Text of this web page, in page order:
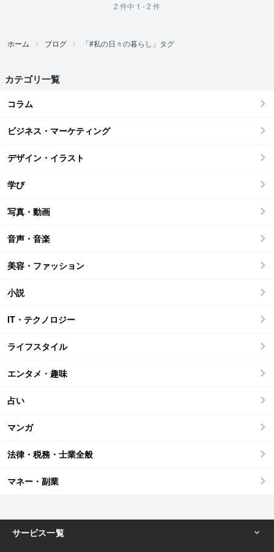
2 件中 1 - 2 件
ホーム ブログ 「#私の日々の暮らし」タグ
カテゴリ一覧
コラム
ビジネス・マーケティング
デザイン・イラスト
学び
写真・動画
音声・音楽
美容・ファッション
小説
IT・テクノロジー
ライフスタイル
エンタメ・趣味
占い
マンガ
法律・税務・士業全般
マネー・副業